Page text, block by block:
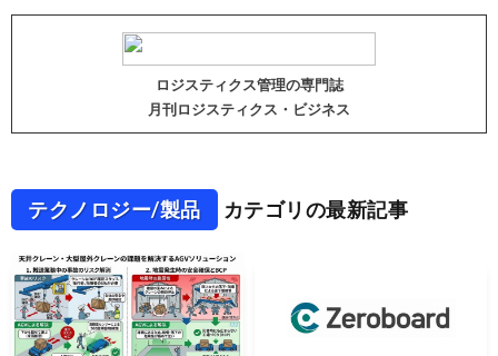
ロジスティクス管理の専門誌
月刊ロジスティクス・ビジネス
テクノロジー/製品 カテゴリの最新記事